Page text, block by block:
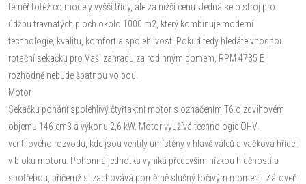
téměř totéž co modely vyšší třídy, ale za nižší cenu. Jedná se o stroj pro
údžbu travnatých ploch okolo 1000 m2, který kombinuje moderní
technologie, kvalitu, komfort a spolehlivost. Pokud tedy hledáte vhodnou
rotační sekačku pro Vaši zahradu za rodinným domem, RPM 4735 E
rozhodně nebude špatnou volbou.
Motor
Sekačku pohání spolehlivý čtyřtaktní motor s označením T6 o zdvihovém
objemu 146 cm3 a výkonu 2,6 kW. Motor využívá technologie OHV -
ventilového rozvodu, kde jsou ventily umístěny v hlavě válců a vačková hřídel
v bloku motoru. Pohonná jednotka vyniká především nízkou hlučností a
spotřebou, přičemž si zachovává poměrně slušný točivým moment. Zároveň